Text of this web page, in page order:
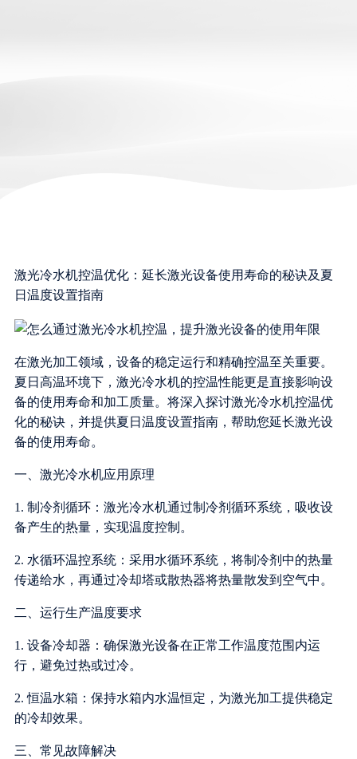
激光冷水机控温优化：延长激光设备使用寿命的秘诀及夏
日温度设置指南
在激光加工领域，设备的稳定运行和精确控温至关重要。
夏日高温环境下，激光冷水机的控温性能更是直接影响设
备的使用寿命和加工质量。将深入探讨激光冷水机控温优
化的秘诀，并提供夏日温度设置指南，帮助您延长激光设
备的使用寿命。
一、激光冷水机应用原理
1. 制冷剂循环：激光冷水机通过制冷剂循环系统，吸收设
备产生的热量，实现温度控制。
2. 水循环温控系统：采用水循环系统，将制冷剂中的热量
传递给水，再通过冷却塔或散热器将热量散发到空气中。
二、运行生产温度要求
1. 设备冷却器：确保激光设备在正常工作温度范围内运
行，避免过热或过冷。
2. 恒温水箱：保持水箱内水温恒定，为激光加工提供稳定
的冷却效果。
三、常见故障解决